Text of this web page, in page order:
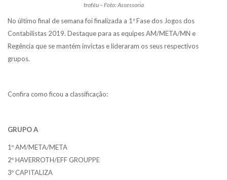
troféu – Foto: Assessoria
No último final de semana foi finalizada a 1ª Fase dos Jogos dos
Contabilistas 2019. Destaque para as equipes AM/META/MN e
Regência que se mantém invictas e lideraram os seus respectivos
grupos.
Confira como ficou a classificação:
GRUPO A
1º AM/META/META
2º HAVERROTH/EFF GROUPPE
3º CAPITALIZA